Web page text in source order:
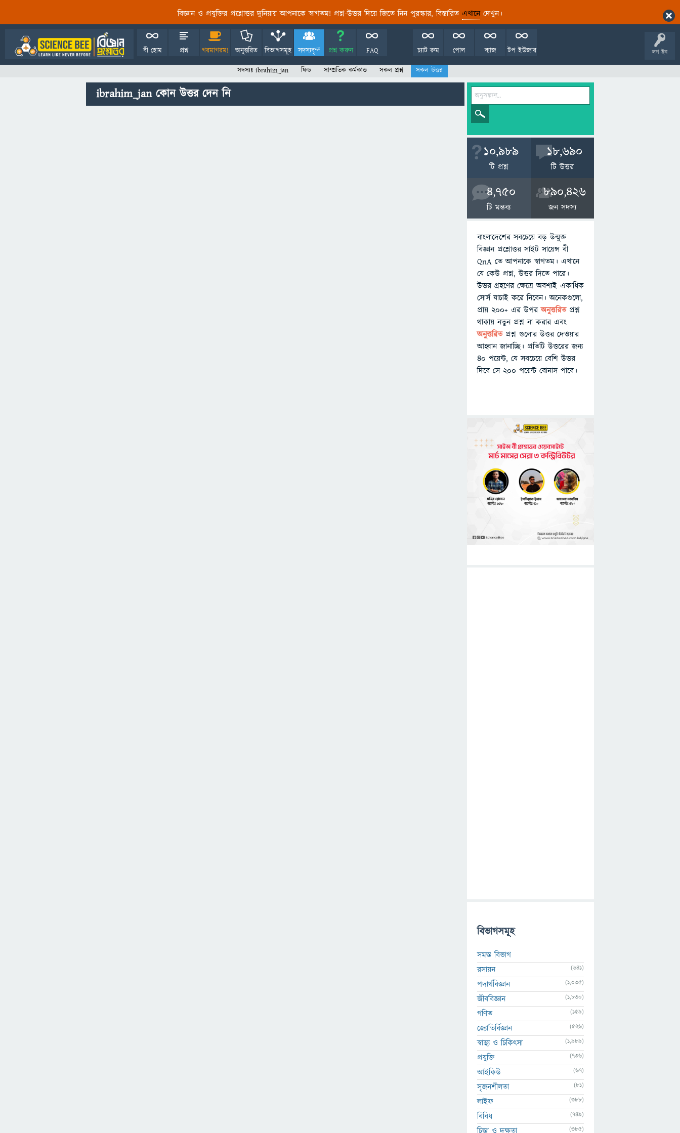
বিজ্ঞান ও প্রযুক্তির প্রশ্নোত্তর দুনিয়ায় আপনাকে স্বাগতম! প্রশ্ন-উত্তর দিয়ে জিতে নিন পুরস্কার, বিস্তারিত এখানেদেখুন।
লগ ইন
বী হোম প্রশ্ন গরমাগরম! অনুত্তরিত বিভাগসমূহ সদস্যবৃন্দ প্রশ্ন করুন FAQ টপ ইউজার
ব্যাজ
পোল
চ্যাট রুম
সদস্যঃ ibrahim_jan ফিড সাম্প্রতিক কর্মকান্ড সকল প্রশ্ন সকল উত্তর
ibrahim_jan কোন উত্তর দেন নি
10,989
টি প্রশ্ন
18,690
টি উত্তর
4,750
টি মন্তব্য
890,426
জন সদস্য
বাংলাদেশের সবচেয়ে বড় উন্মুক্ত
বিজ্ঞান প্রশ্নোত্তর সাইট সায়েন্স বী
QnA তে আপনাকে স্বাগতম। এখানে
যে কেউ প্রশ্ন, উত্তর দিতে পারে।
উত্তর গ্রহণের ক্ষেত্রে অবশ্যই একাধিক
সোর্স যাচাই করে নিবেন। অনেকগুলো,
প্রায় ২০০+ এর উপরঅনুত্তরিতপ্রশ্ন
থাকায় নতুন প্রশ্ন না করার এবং
অনুত্তরিত প্রশ্ন গুলোর উত্তর দেওয়ার
আহ্বান জানাচ্ছি। প্রতিটি উত্তরের জন্য
৪০ পয়েন্ট, যে সবচেয়ে বেশি উত্তর
দিবে সে ২০০ পয়েন্ট বোনাস পাবে।
বিভাগসমূহ
সমস্ত বিভাগ
রসায়ন
(641)
পদার্থবিজ্ঞান (1,035)
জীববিজ্ঞান (1,830)
গণিত (159)
জ্যোতির্বিজ্ঞান (526)
স্বাস্থ্য ও চিকিৎসা (1,989)
প্রযুক্তি (736)
আইকিউ (67)
সৃজনশীলতা (81)
লাইফ (388)
বিবিধ (749)
চিন্তা ও দক্ষতা (385)